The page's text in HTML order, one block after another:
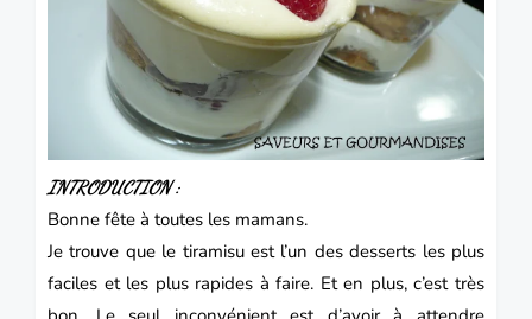
INTRODUCTION :
Bonne fête à toutes les mamans.
Je trouve que le tiramisu est l’un des desserts les plus
faciles et les plus rapides à faire. Et en plus, c’est très